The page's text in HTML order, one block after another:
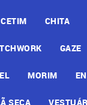
CETIM CHITA
GAZE
MORIM
SECA